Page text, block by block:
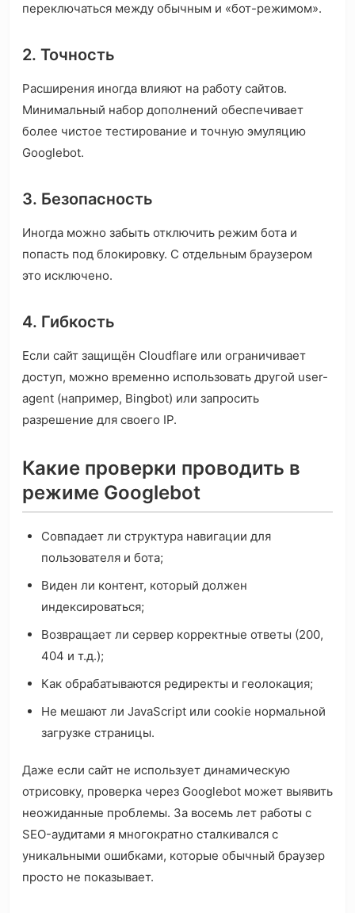
переключаться между обычным и «бот-режимом».
2. Точность
Расширения иногда влияют на работу сайтов.
Минимальный набор дополнений обеспечивает
более чистое тестирование и точную эмуляцию
Googlebot.
3. Безопасность
Иногда можно забыть отключить режим бота и
попасть под блокировку. С отдельным браузером
это исключено.
4. Гибкость
Если сайт защищён Cloudflare или ограничивает
доступ, можно временно использовать другой user-
agent (например, Bingbot) или запросить
разрешение для своего IP.
Какие проверки проводить в
режиме Googlebot
Совпадает ли структура навигации для
пользователя и бота;
Виден ли контент, который должен
индексироваться;
Возвращает ли сервер корректные ответы (200,
404 и т.д.);
Как обрабатываются редиректы и геолокация;
Не мешают ли JavaScript или cookie нормальной
загрузке страницы.
Даже если сайт не использует динамическую
отрисовку, проверка через Googlebot может выявить
неожиданные проблемы. За восемь лет работы с
SEO-аудитами я многократно сталкивался с
уникальными ошибками, которые обычный браузер
просто не показывает.